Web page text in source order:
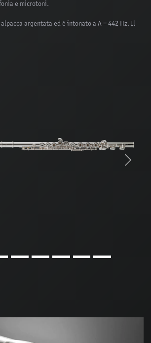
e microtoni.
argentata ed è intonato a A = 442 Hz. Il
Next